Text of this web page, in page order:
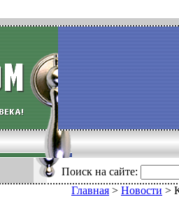
Поиск на сайте:
Главная > Новости >